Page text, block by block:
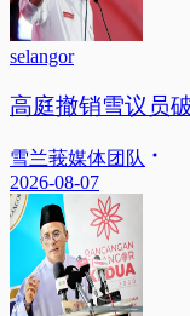
selangor
高庭撤销雪议员
雪兰莪媒体团队
2026-08-07